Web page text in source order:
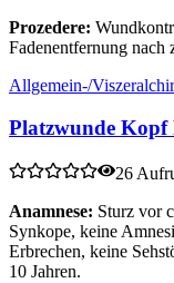
Prozedere:
Fadenentfernung nach
Allgemein-/
Platzwunde
26
Anamnese: Sturz vor
Synkope, keine
Erbrechen, keine
10 Jahren.